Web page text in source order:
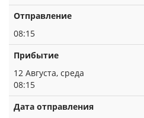
Отправление
08:15
Прибытие
12 Августа, среда
08:15
Дата отправления